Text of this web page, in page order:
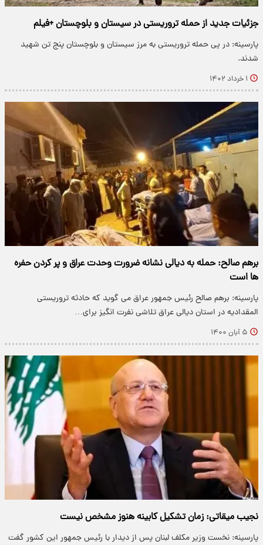
جزئیات جدید از حمله تروریستی در سیستان و بلوچستان +فیلم
پارسینه: در پی حمله تروریستی به مرز سیستان و بلوچستان پنج تن شهید
شدند.
۱ خرداد ۱۴۰۲
برهم صالح: حمله به دیالی نشانه ضرورت وحدت عراق و پر کردن حفره
ها است
پارسینه: برهم صالح رئیس جمهور عراق می گوید که حادثه تروریستی
المقدادیه در استان دیالی عراق تلاشی نفرت انگیز برای…
۵ آبان ۱۴۰۰
نجیب میقاتی: زمان تشکیل کابینه هنوز مشخص نیست
پارسینه: نخست وزیر مکلف لبنان پس از دیدار با رئیس جمهور این کشور گفت